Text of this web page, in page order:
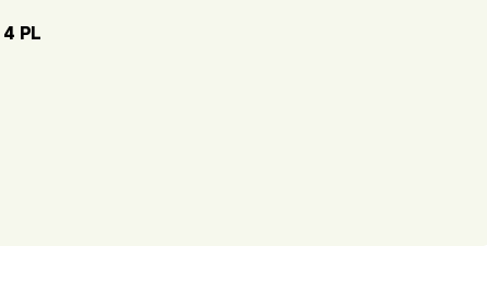
4 PL